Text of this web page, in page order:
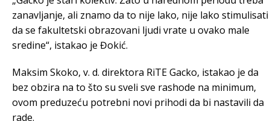
zanavljanje, ali znamo da to nije lako, nije lako stimulisati
da se fakultetski obrazovani ljudi vrate u ovako male
sredine“, istakao je Đokić.
Maksim Skoko, v. d. direktora RiTE Gacko, istakao je da
bez obzira na to što su sveli sve rashode na minimum,
ovom preduzeću potrebni novi prihodi da bi nastavili da
rade.